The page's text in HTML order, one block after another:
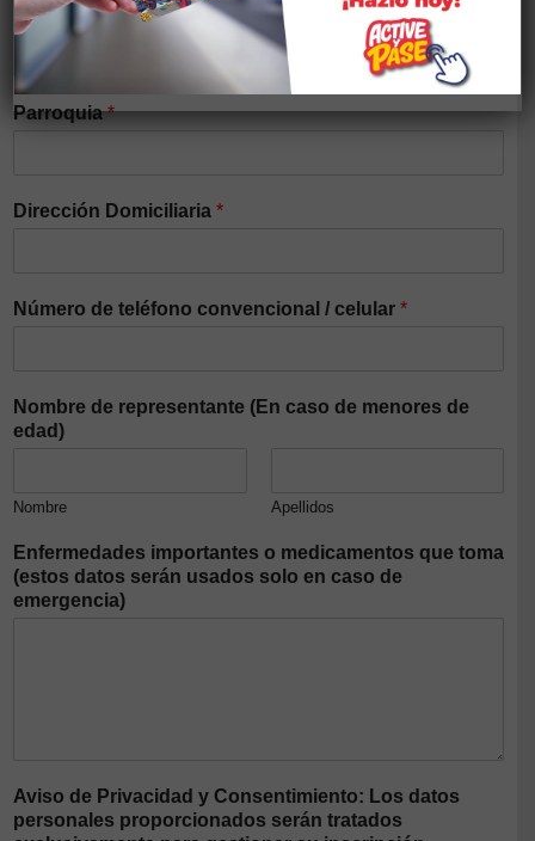
Nacionalidad*
Parroquia*
Dirección Domiciliaria *
Número de teléfono convencional / celular *
Nombre de representante (En caso de menores de
edad)
Nombre Apellidos
Enfermedades importantes o medicamentos que toma
(estos datos serán usados solo en caso de
emergencia)
Aviso de Privacidad y Consentimiento: Los datos
personales proporcionados serán tratados